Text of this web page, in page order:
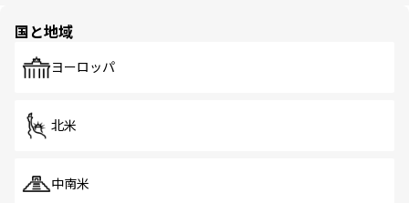
で、ホーカーズは地元の風情を楽しめる外せないスポット
国と地域
ヨーロッパ
北米
中南米